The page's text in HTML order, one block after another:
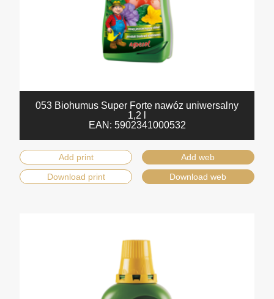
053 Biohumus Super Forte nawóz uniwersalny
1,2 l
EAN: 5902341000532
Add print
Add web
Download print
Download web